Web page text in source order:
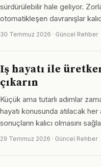
sürdürülebilir hale geliyor.
otomatikleşen davranışlar
30 Temmuz 2026 · Güncel Rehber
Iş hayatı ile
çıkarın
Küçük ama tutarlı adımlar
hayatı konusunda atılacak her
sonuçların kalıcı olmasını
29 Temmuz 2026 · Güncel Rehber